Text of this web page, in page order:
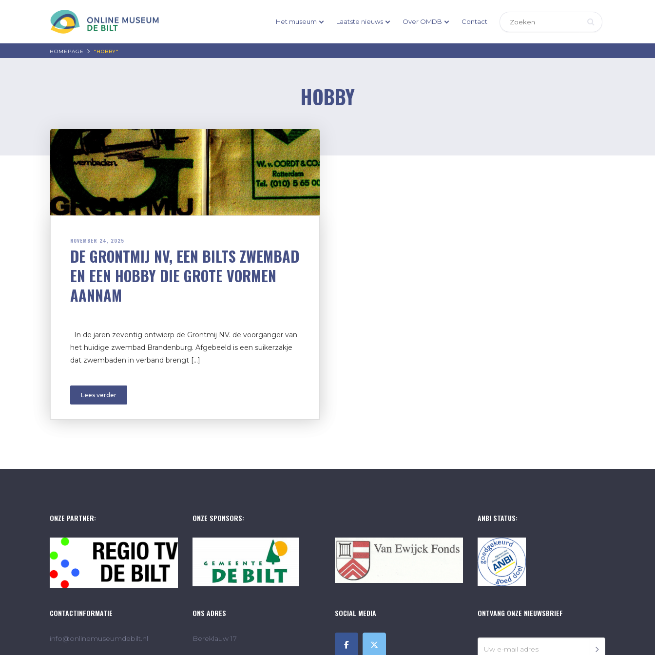
Het museum Laatste nieuws Over OMDB Contact
HOMEPAGE "HOBBY"
HOBBY
NOVEMBER 24, 2025
DE GRONTMIJ NV, EEN BILTS ZWEMBAD
EN EEN HOBBY DIE GROTE VORMEN
AANNAM
In de jaren zeventig ontwierp de Grontmij NV. de voorganger van
het huidige zwembad Brandenburg. Afgebeeld is een suikerzakje
dat zwembaden in verband brengt […]
Lees verder
ONZE PARTNER: ONZE SPONSORS: ANBI STATUS:
CONTACTINFORMATIE
info@onlinemuseumdebilt.nl
ONS ADRES
Bereklauw 17
SOCIAL MEDIA ONTVANG ONZE NIEUWSBRIEF